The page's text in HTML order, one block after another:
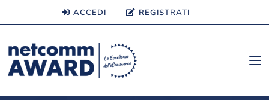
ACCEDI REGISTRATI